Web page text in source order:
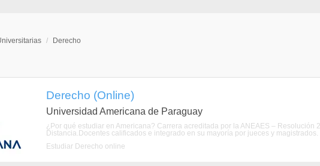
/ Derecho
Derecho (Online)
Universidad Americana de Paraguay
¿Por qué estudiar en Americana? Carrera acreditada por la ANEAES –
Distancia.Docentes calificados e integrado en su mayoría por jueces y
Estudiar Derecho online